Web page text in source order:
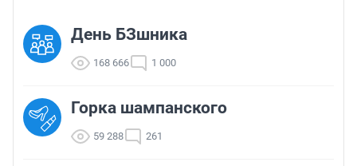
День БЗшника
168 666 1 000
Горка шампанского
59 288 261